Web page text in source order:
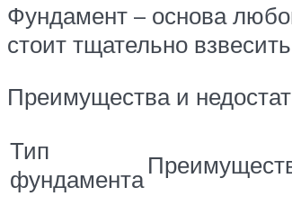
Фундамент – основа
стоит тщательно
Преимущества и
Тип
фундамента